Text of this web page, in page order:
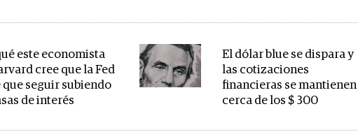
este economista
cree que la Fed
que seguir subiendo
de interés
El dólar blue se dispara y
las cotizaciones
financieras se mantienen
cerca de los $ 300